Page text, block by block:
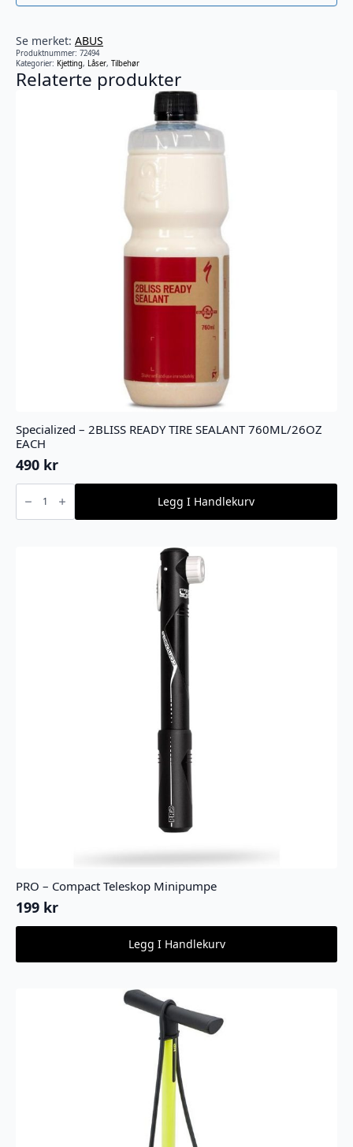
Se merket: ABUS
Produktnummer: 72494
Kategorier: Kjetting, Låser, Tilbehør
Relaterte produkter
Specialized – 2BLISS READY TIRE SEALANT 760ML/26OZ
EACH
490 kr
Specialized
2BLISS
READY
Legg I Handlekurv
PRO – Compact Teleskop Minipumpe
199 kr
Legg I Handlekurv